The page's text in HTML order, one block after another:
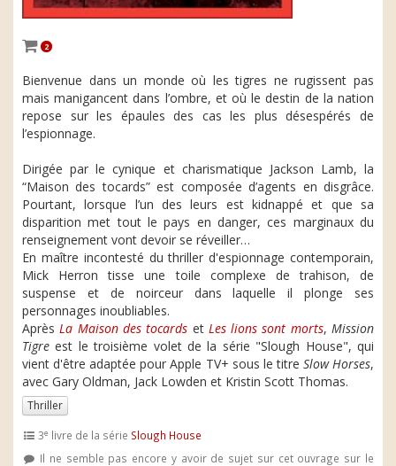
2
Bienvenue dans un monde où les tigres ne rugissent pas
mais manigancent dans l’ombre, et où le destin de la nation
repose sur les épaules des cas les plus désespérés de
l’espionnage.
Dirigée par le cynique et charismatique Jackson Lamb, la
“Maison des tocards” est composée d’agents en disgrâce.
Pourtant, lorsque l’un des leurs est kidnappé et que sa
disparition met tout le pays en danger, ces marginaux du
renseignement vont devoir se réveiller…
En maître incontesté du thriller d'espionnage contemporain,
Mick Herron tisse une toile complexe de trahison, de
suspense et de noirceur dans laquelle il plonge ses
personnages inoubliables.
AprèsLa Maison des tocards et Les lions sont morts,Mission
Tigre est le troisième volet de la série "Slough House", qui
vient d'être adaptée pour Apple TV+ sous le titre Slow Horses,
avec Gary Oldman, Jack Lowden et Kristin Scott Thomas.
Thriller
3e livre de la série Slough House
Il ne semble pas encore y avoir de sujet sur cet ouvrage sur le